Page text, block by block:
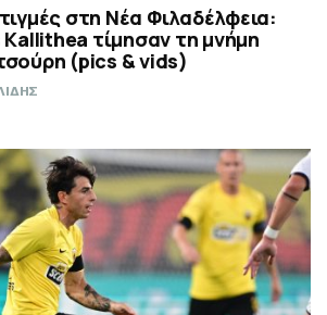
στη Νέα Φιλαδέλφεια:
τίμησαν τη μνήμη
(pics & vids)